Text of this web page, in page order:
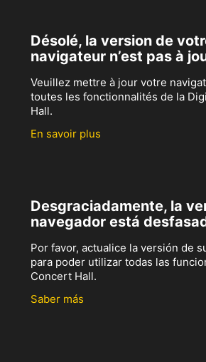
Désolé, la version de
navigateur n’est pas à
Veuillez mettre à jour votre
toutes les fonctionnalités de la
Hall.
En savoir plus
Desgraciadamente, la
navegador está
Por favor, actualice la versión de
para poder utilizar todas las
Concert Hall.
Saber más